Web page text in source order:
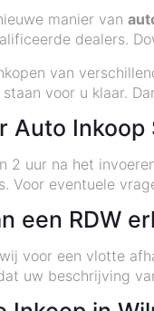
manier van
dealers.
van
staan voor u klaar.
Auto Inkoop
2 uur na het
Voor eventuele
een RDW
voor een vlotte
uw beschrijving